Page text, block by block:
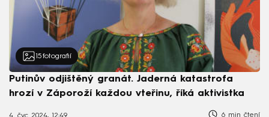
15 fotografií
Putinův odjištěný granát. Jaderná katastrofa
hrozí v Záporoží každou vteřinu, říká aktivistka
6 min čtení